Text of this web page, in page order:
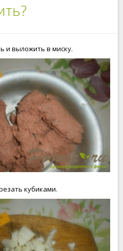
и выложить в миску.
кубиками.